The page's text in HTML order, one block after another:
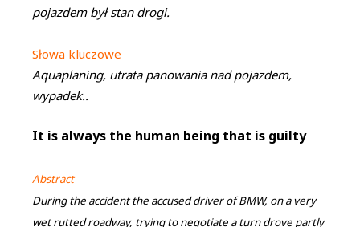
pojazdem był stan drogi.
Słowa kluczowe
Aquaplaning, utrata panowania nad pojazdem,
wypadek..
It is always the human being that is guilty
Abstract
During the accident the accused driver of BMW, on a very
wet rutted roadway, trying to negotiate a turn drove partly